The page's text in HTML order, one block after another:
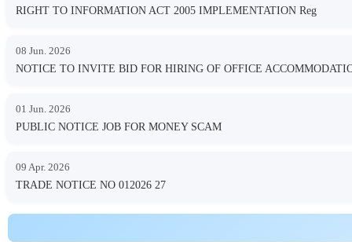
RIGHT TO INFORMATION ACT 2005 IMPLEMENTATION Reg
08 Jun. 2026
NOTICE TO INVITE BID FOR HIRING OF OFFICE
01 Jun. 2026
PUBLIC NOTICE JOB FOR MONEY SCAM
09 Apr. 2026
TRADE NOTICE NO 012026 27